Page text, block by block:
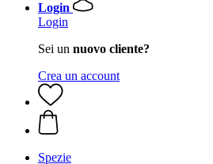
Login
Login
Sei un nuovo cliente?
Crea un account
Spezie